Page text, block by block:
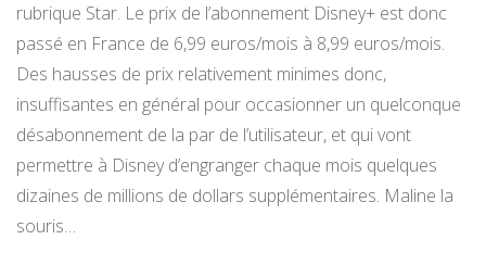
rubrique Star. Le prix de l’abonnement Disney+ est donc
passé en France de 6,99 euros/mois à 8,99 euros/mois.
Des hausses de prix relativement minimes donc,
insuffisantes en général pour occasionner un quelconque
désabonnement de la par de l’utilisateur, et qui vont
permettre à Disney d’engranger chaque mois quelques
dizaines de millions de dollars supplémentaires. Maline la
souris…